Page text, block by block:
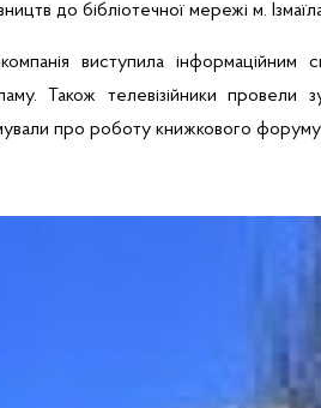
до бібліотечної мережі м.
виступила інформаційним
Також телевізійники провели
про роботу книжкового